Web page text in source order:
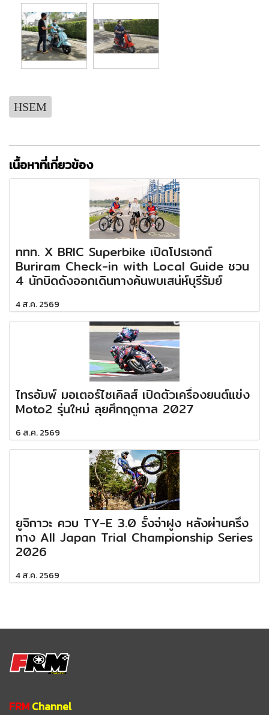
HSEM
เนื้อหาที่เกี่ยวข้อง
ททท. X BRIC Superbike เปิดโปรเจกต์
Buriram Check-in with Local Guide ชวน
4 นักบิดดังออกเดินทางค้นพบเสน่ห์บุรีรัมย์
4 ส.ค. 2569
ไทรอัมพ์ มอเตอร์ไซเคิลส์ เปิดตัวเครื่องยนต์แข่ง
Moto2 รุ่นใหม่ ลุยศึกฤดูกาล 2027
6 ส.ค. 2569
ยูจิกาวะ ควบ TY-E 3.0 รั้งจ่าฝูง หลังผ่านครึ่ง
ทาง All Japan Trial Championship Series
2026
4 ส.ค. 2569
FRMChannel